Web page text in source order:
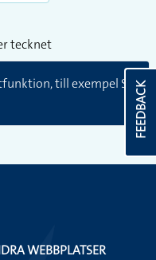
tecknet
till exempel SJ
FEEDBACK
WEBBPLATSER